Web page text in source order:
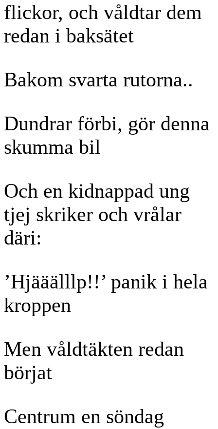
flickor, och våldtar dem
redan i baksätet
Bakom svarta rutorna..
Dundrar förbi, gör denna
skumma bil
Och en kidnappad ung
tjej skriker och vrålar
däri:
’Hjääälllp!!’ panik i hela
kroppen
Men våldtäkten redan
börjat
Centrum en söndag